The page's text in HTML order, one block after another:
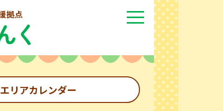
エリアカレンダー